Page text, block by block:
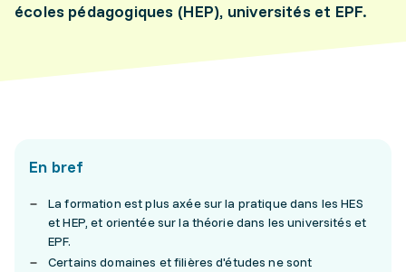
écoles pédagogiques (HEP), universités et EPF.
En bref
La formation est plus axée sur la pratique dans les HES
et HEP, et orientée sur la théorie dans les universités et
EPF.
Certains domaines et filières d'études ne sont